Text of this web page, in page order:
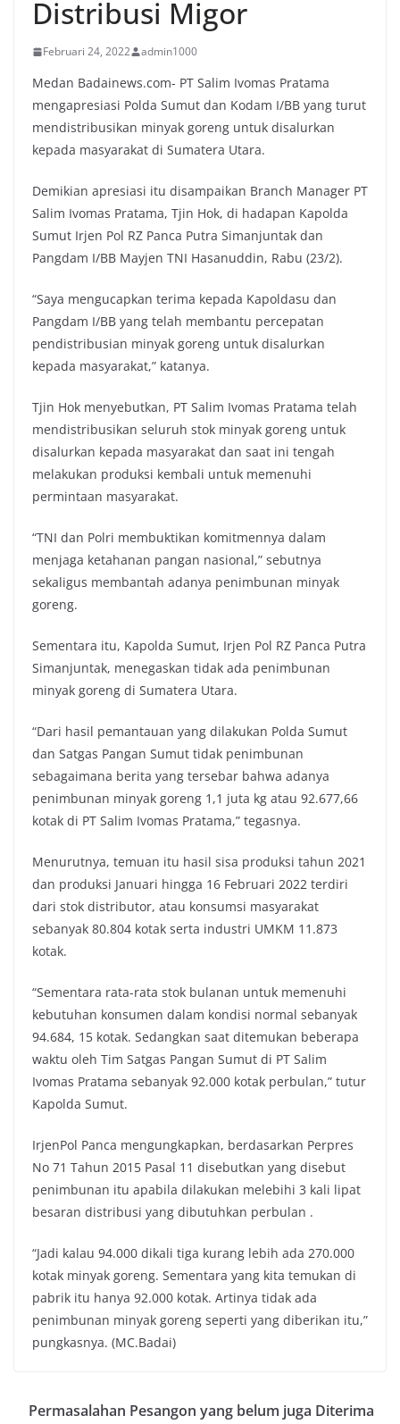
Distribusi Migor
Februari 24, 2022 admin1000
Medan Badainews.com- PT Salim Ivomas Pratama
mengapresiasi Polda Sumut dan Kodam I/BB yang turut
mendistribusikan minyak goreng untuk disalurkan
kepada masyarakat di Sumatera Utara.
Demikian apresiasi itu disampaikan Branch Manager PT
Salim Ivomas Pratama, Tjin Hok, di hadapan Kapolda
Sumut Irjen Pol RZ Panca Putra Simanjuntak dan
Pangdam I/BB Mayjen TNI Hasanuddin, Rabu (23/2).
“Saya mengucapkan terima kepada Kapoldasu dan
Pangdam I/BB yang telah membantu percepatan
pendistribusian minyak goreng untuk disalurkan
kepada masyarakat,” katanya.
Tjin Hok menyebutkan, PT Salim Ivomas Pratama telah
mendistribusikan seluruh stok minyak goreng untuk
disalurkan kepada masyarakat dan saat ini tengah
melakukan produksi kembali untuk memenuhi
permintaan masyarakat.
“TNI dan Polri membuktikan komitmennya dalam
menjaga ketahanan pangan nasional,” sebutnya
sekaligus membantah adanya penimbunan minyak
goreng.
Sementara itu, Kapolda Sumut, Irjen Pol RZ Panca Putra
Simanjuntak, menegaskan tidak ada penimbunan
minyak goreng di Sumatera Utara.
“Dari hasil pemantauan yang dilakukan Polda Sumut
dan Satgas Pangan Sumut tidak penimbunan
sebagaimana berita yang tersebar bahwa adanya
penimbunan minyak goreng 1,1 juta kg atau 92.677,66
kotak di PT Salim Ivomas Pratama,” tegasnya.
Menurutnya, temuan itu hasil sisa produksi tahun 2021
dan produksi Januari hingga 16 Februari 2022 terdiri
dari stok distributor, atau konsumsi masyarakat
sebanyak 80.804 kotak serta industri UMKM 11.873
kotak.
“Sementara rata-rata stok bulanan untuk memenuhi
kebutuhan konsumen dalam kondisi normal sebanyak
94.684, 15 kotak. Sedangkan saat ditemukan beberapa
waktu oleh Tim Satgas Pangan Sumut di PT Salim
Ivomas Pratama sebanyak 92.000 kotak perbulan,” tutur
Kapolda Sumut.
IrjenPol Panca mengungkapkan, berdasarkan Perpres
No 71 Tahun 2015 Pasal 11 disebutkan yang disebut
penimbunan itu apabila dilakukan melebihi 3 kali lipat
besaran distribusi yang dibutuhkan perbulan .
“Jadi kalau 94.000 dikali tiga kurang lebih ada 270.000
kotak minyak goreng. Sementara yang kita temukan di
pabrik itu hanya 92.000 kotak. Artinya tidak ada
penimbunan minyak goreng seperti yang diberikan itu,”
pungkasnya. (MC.Badai)
Permasalahan Pesangon yang belum juga Diterima